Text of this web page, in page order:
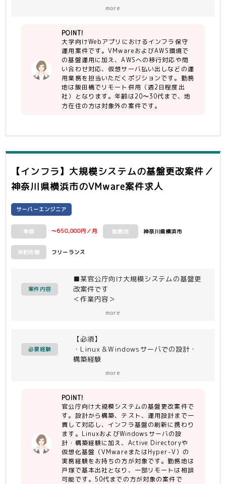
（仮想サーバ払い出し、基盤メンテナン
時には手順書作成も実施
＜主な環境(言語・ツール)＞
AWS／VMware／RHEL／Apache／
BIG-IP／PHP
・ITインフラ業務に興味・向上心がある
方
・コミュニケーション力・報連相ができ
る方
・柔軟かつ能動的に業務遂行できる方
【尚可】
・Apacheの運用経験（設定ファイル編
ン構築経験（2年以上）
・PHPの運用経験（Config編集程度）
・大規模システムの運用経験
more
POINT!
大学向けWebアプリにおけるインフラ保守
運用案件です。VMwareおよびAWS環境で
の基盤運用に加え、AWSへの移行対応や問
い合わせ対応、仮想サーバ払い出しなどの運
用業務を担当いただくポジションです。勤務
地は飯田橋でリモート併用（週2日程度出
社）となります。年齢は20〜30代まで、地
方在住の方は対象外の案件です。
【インフラ】大規模システムの基盤更改案件／
神奈川県横浜市のVMware案件求人
サーバーエンジニア
単価 〜650,000円／月 勤務地 神奈川県横浜市
契約形態 フリーランス
案件内容
■某官公庁向け大規模システムの基盤更
改案件です
＜作業内容＞
more
必要経験
【必須】
・Linux＆Windowsサーバでの設計・
構築経験
【尚可】
・NW知見
・運用設計の経験
more
POINT!
官公庁向け大規模システムの基盤更改案件で
す。設計から構築、テスト、運用設計まで一
貫して対応し、インフラ基盤の刷新に携わり
ます。LinuxおよびWindowsサーバの設
計・構築経験に加え、Active Directoryや
仮想化基盤（VMwareまたはHyper-V）の
実務経験をお持ちの方が対象です。勤務地は
戸塚で基本出社となり、一部リモートは相談
可能です。50代までの方が対象の案件で